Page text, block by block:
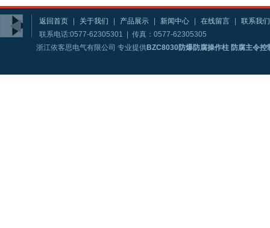
返回首页 关于我们 产品展示 新闻中心 在线留言
联系我们
联系电话:0577-62305301 | 传真：0577-62305305
浙江依客思电气有限公司 专业提供BZC8030防爆防腐操作柱 防腐主令控